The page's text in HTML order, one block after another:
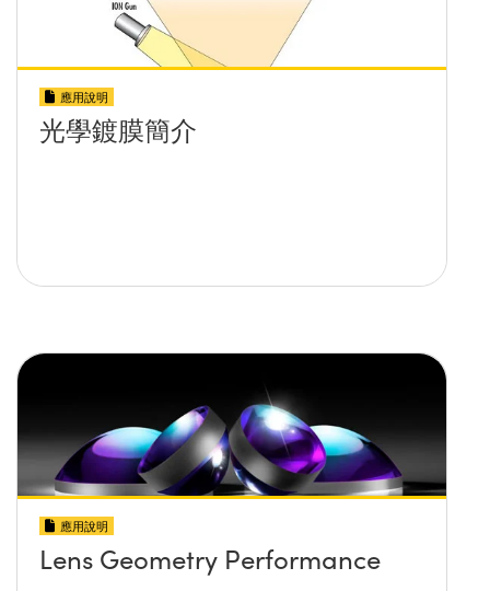
應用說明
光學鍍膜簡介
應用說明
Lens Geometry Performance